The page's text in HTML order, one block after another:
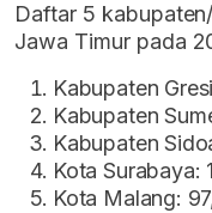
Daftar 5
Jawa Timur pada
Kabupaten
Kabupaten
Kabupaten
Kota Surabaya:
Kota Malang: